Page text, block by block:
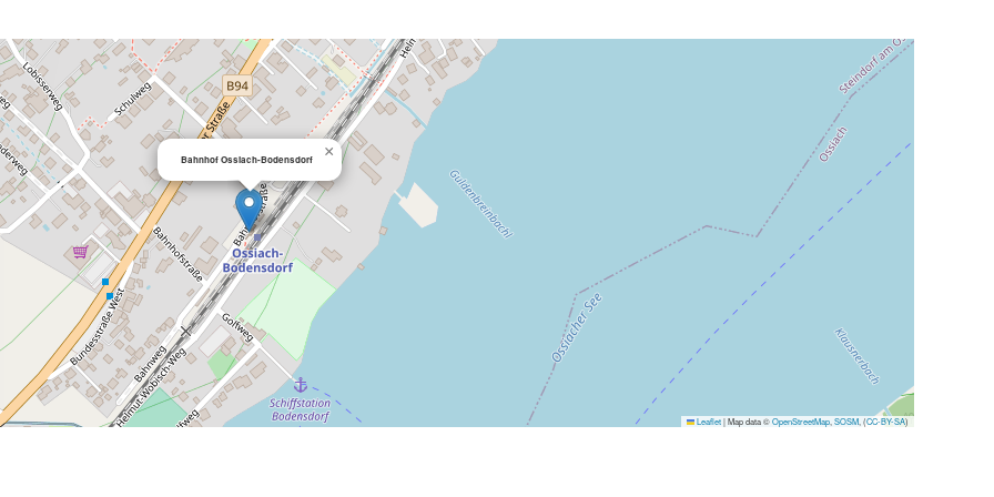
Bahnhof Ossiach-Bodensdorf ×
Leaflet|Map data ©OpenStreetMap SOSM , (CC-BY-SA)